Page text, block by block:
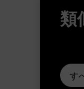
類
す